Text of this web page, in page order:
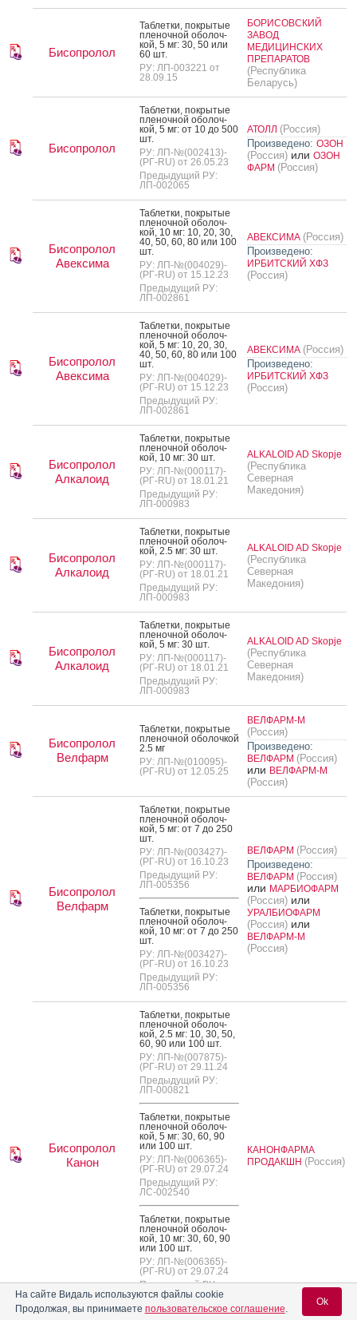
Бисопролол
Таб­летки, пок­ры­тые
пле­ноч­ной обо­лоч­
кой, 5 мг: 30, 50 или
60 шт.
РУ: ЛП-003221 от
28.09.15
БОРИСОВСКИЙ
ЗАВОД
МЕДИЦИНСКИХ
ПРЕПАРАТОВ
(Республика
Беларусь)
Бисопролол
Таб­летки, пок­ры­тые
пле­ноч­ной обо­лоч­
кой, 5 мг: от 10 до 500
шт.
РУ: ЛП-№(002413)-
(РГ-RU) от 26.05.23
Предыдущий РУ:
ЛП-002065
АТОЛЛ (Россия)
Произведено: ОЗОН
(Россия) или ОЗОН
ФАРМ (Россия)
Бисопролол
Авексима
Таб­летки, пок­ры­тые
пле­ноч­ной обо­лоч­
кой, 10 мг: 10, 20, 30,
40, 50, 60, 80 или 100
шт.
РУ: ЛП-№(004029)-
(РГ-RU) от 15.12.23
Предыдущий РУ:
ЛП-002861
АВЕКСИМА (Россия)
Произведено:
ИРБИТСКИЙ ХФЗ
(Россия)
Бисопролол
Авексима
Таб­летки, пок­ры­тые
пле­ноч­ной обо­лоч­
кой, 5 мг: 10, 20, 30,
40, 50, 60, 80 или 100
шт.
РУ: ЛП-№(004029)-
(РГ-RU) от 15.12.23
Предыдущий РУ:
ЛП-002861
АВЕКСИМА (Россия)
Произведено:
ИРБИТСКИЙ ХФЗ
(Россия)
Бисопролол
Алкалоид
Таб­летки, пок­ры­тые
пле­ноч­ной обо­лоч­
кой, 10 мг: 30 шт.
РУ: ЛП-№(000117)-
(РГ-RU) от 18.01.21
Предыдущий РУ:
ЛП-000983
ALKALOID AD Skopje
(Республика
Северная
Македония)
Бисопролол
Алкалоид
Таб­летки, пок­ры­тые
пле­ноч­ной обо­лоч­
кой, 2.5 мг: 30 шт.
РУ: ЛП-№(000117)-
(РГ-RU) от 18.01.21
Предыдущий РУ:
ЛП-000983
ALKALOID AD Skopje
(Республика
Северная
Македония)
Бисопролол
Алкалоид
Таб­летки, пок­ры­тые
пле­ноч­ной обо­лоч­
кой, 5 мг: 30 шт.
РУ: ЛП-№(000117)-
(РГ-RU) от 18.01.21
Предыдущий РУ:
ЛП-000983
ALKALOID AD Skopje
(Республика
Северная
Македония)
Бисопролол
Велфарм
Таб­летки, пок­ры­тые
пле­ноч­ной обо­лоч­кой
2.5 мг
РУ: ЛП-№(010095)-
(РГ-RU) от 12.05.25
ВЕЛФАРМ-М
(Россия)
Произведено:
ВЕЛФАРМ (Россия)
или ВЕЛФАРМ-М
(Россия)
Бисопролол
Велфарм
Таб­летки, пок­ры­тые
пле­ноч­ной обо­лоч­
кой, 5 мг: от 7 до 250
шт.
РУ: ЛП-№(003427)-
(РГ-RU) от 16.10.23
Предыдущий РУ:
ЛП-005356
Таб­летки, пок­ры­тые
пле­ноч­ной обо­лоч­
кой, 10 мг: от 7 до 250
шт.
РУ: ЛП-№(003427)-
(РГ-RU) от 16.10.23
Предыдущий РУ:
ЛП-005356
ВЕЛФАРМ (Россия)
Произведено:
ВЕЛФАРМ (Россия)
или МАРБИОФАРМ
(Россия) или
УРАЛБИОФАРМ
(Россия) или
ВЕЛФАРМ-М
(Россия)
Бисопролол
Канон
Таб­летки, пок­ры­тые
пле­ноч­ной обо­лоч­
кой, 2.5 мг: 10, 30, 50,
60, 90 или 100 шт.
РУ: ЛП-№(007875)-
(РГ-RU) от 29.11.24
Предыдущий РУ:
ЛП-000821
Таб­летки, пок­ры­тые
пле­ноч­ной обо­лоч­
кой, 5 мг: 30, 60, 90
или 100 шт.
РУ: ЛП-№(006365)-
(РГ-RU) от 29.07.24
Предыдущий РУ:
ЛС-002540
Таб­летки, пок­ры­тые
пле­ноч­ной обо­лоч­
кой, 10 мг: 30, 60, 90
или 100 шт.
РУ: ЛП-№(006365)-
(РГ-RU) от 29.07.24
Предыдущий РУ:
ЛС-002540
КАНОНФАРМА
ПРОДАКШН (Россия)
На сайте Видаль используются файлы cookie
Продолжая, вы принимаете пользовательское соглашение.
Ok